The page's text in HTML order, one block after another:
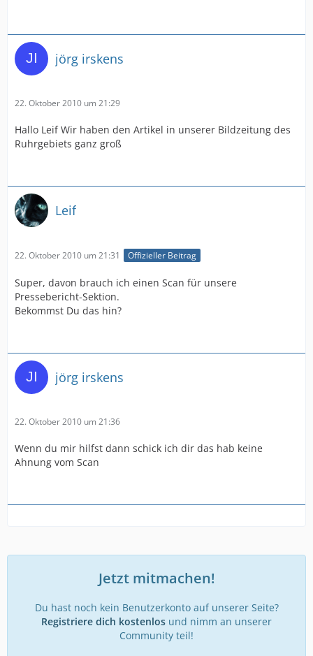
jörg irskens
22. Oktober 2010 um 21:29
Hallo Leif Wir haben den Artikel in unserer Bildzeitung des
Ruhrgebiets ganz groß
Leif
22. Oktober 2010 um 21:31 Offizieller Beitrag
Super, davon brauch ich einen Scan für unsere
Pressebericht-Sektion.
Bekommst Du das hin?
jörg irskens
22. Oktober 2010 um 21:36
Wenn du mir hilfst dann schick ich dir das hab keine
Ahnung vom Scan
Jetzt mitmachen!
Du hast noch kein Benutzerkonto auf unserer Seite?
Registriere dich kostenlos und nimm an unserer
Community teil!